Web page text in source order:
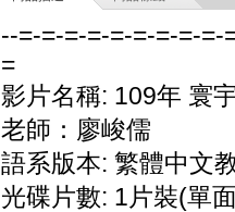
--=-=-=-=-=-=-=-=-=-
=
影片名稱: 109年 寰
老師：廖峻儒
語系版本: 繁體中文
光碟片數: 1片裝(單